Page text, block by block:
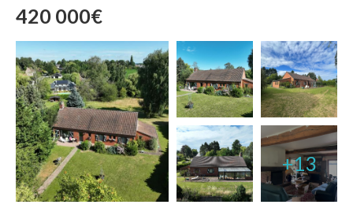
420 000€
+13